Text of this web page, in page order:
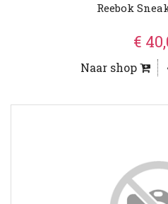
Reebok
€
Naar shop